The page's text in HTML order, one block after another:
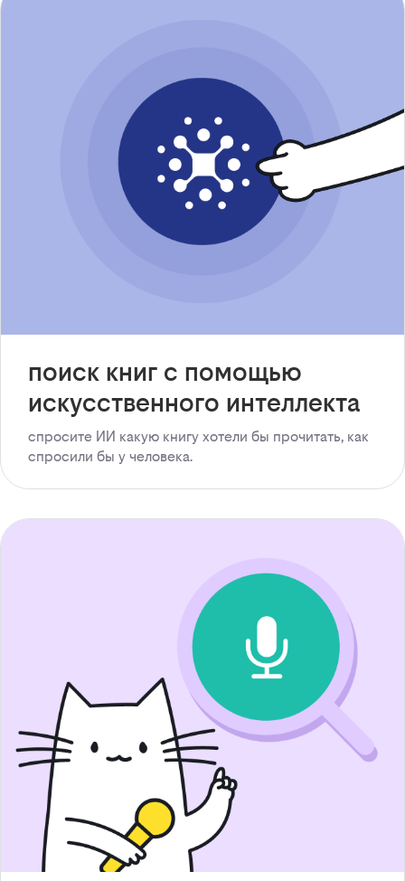
поиск книг с помощью
искусственного интеллекта
спросите ИИ какую книгу хотели бы прочитать, как
спросили бы у человека.